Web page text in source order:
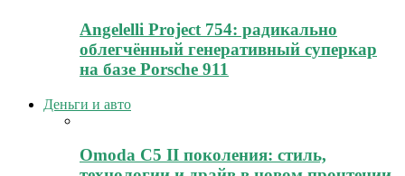
Angelelli Project 754: радикально
облегчённый генеративный суперкар
на базе Porsche 911
Деньги и авто
Omoda C5 II поколения: стиль,